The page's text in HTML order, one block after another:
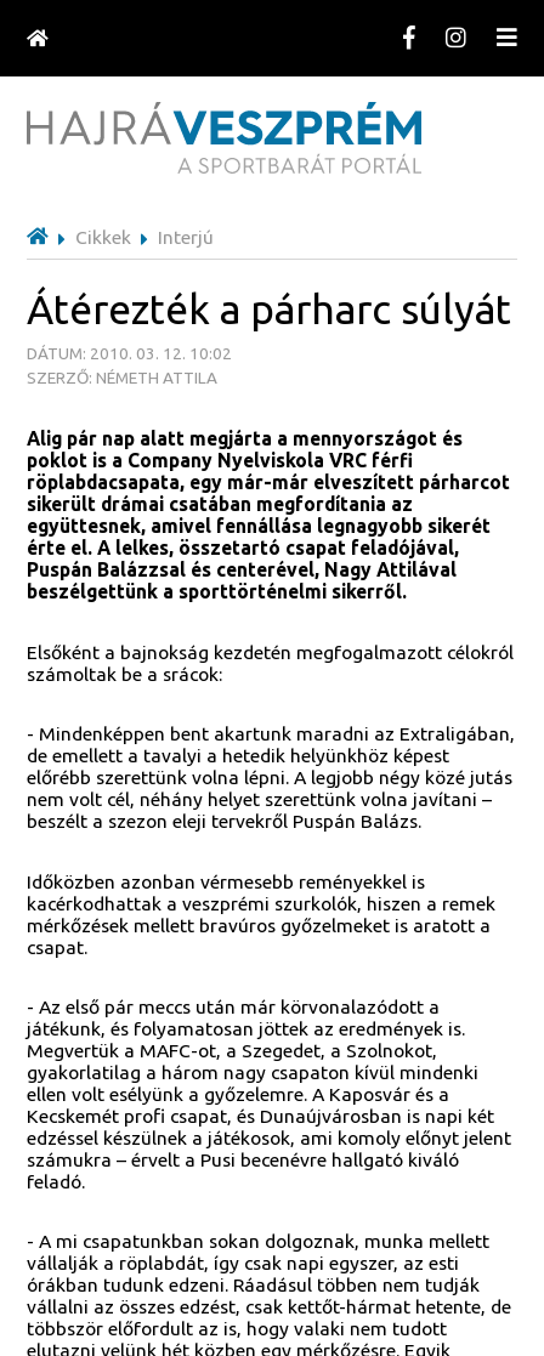
Cikkek Interjú
Átérezték a párharc súlyát
DÁTUM: 2010. 03. 12. 10:02
SZERZŐ: NÉMETH ATTILA
Alig pár nap alatt megjárta a mennyországot és
poklot is a Company Nyelviskola VRC férfi
röplabdacsapata, egy már-már elveszített párharcot
sikerült drámai csatában megfordítania az
együttesnek, amivel fennállása legnagyobb sikerét
érte el. A lelkes, összetartó csapat feladójával,
Puspán Balázzsal és centerével, Nagy Attilával
beszélgettünk a sporttörténelmi sikerről.
Elsőként a bajnokság kezdetén megfogalmazott célokról
számoltak be a srácok:
- Mindenképpen bent akartunk maradni az Extraligában,
de emellett a tavalyi a hetedik helyünkhöz képest
előrébb szerettünk volna lépni. A legjobb négy közé jutás
nem volt cél, néhány helyet szerettünk volna javítani –
beszélt a szezon eleji tervekről Puspán Balázs.
Időközben azonban vérmesebb reményekkel is
kacérkodhattak a veszprémi szurkolók, hiszen a remek
mérkőzések mellett bravúros győzelmeket is aratott a
csapat.
- Az első pár meccs után már körvonalazódott a
játékunk, és folyamatosan jöttek az eredmények is.
Megvertük a MAFC-ot, a Szegedet, a Szolnokot,
gyakorlatilag a három nagy csapaton kívül mindenki
ellen volt esélyünk a győzelemre. A Kaposvár és a
Kecskemét profi csapat, és Dunaújvárosban is napi két
edzéssel készülnek a játékosok, ami komoly előnyt jelent
számukra – érvelt a Pusi becenévre hallgató kiváló
feladó.
- A mi csapatunkban sokan dolgoznak, munka mellett
vállalják a röplabdát, így csak napi egyszer, az esti
órákban tudunk edzeni. Ráadásul többen nem tudják
vállalni az összes edzést, csak kettőt-hármat hetente, de
többször előfordult az is, hogy valaki nem tudott
elutazni velünk hét közben egy mérkőzésre. Egyik